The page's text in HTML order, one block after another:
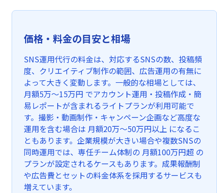
価格・料金の目安と相場
SNS運用代行の料金は、対応するSNSの数、投稿頻
度、クリエイティブ制作の範囲、広告運用の有無に
よって大きく変動します。一般的な相場としては、
月額5万〜15万円 でアカウント運用・投稿作成・簡
易レポートが含まれるライトプランが利用可能で
す。撮影・動画制作・キャンペーン企画など高度な
運用を含む場合は 月額20万〜50万円以上 になるこ
ともあります。企業規模が大きい場合や複数SNSの
同時運用では、専任チーム体制の 月額100万円超 の
プランが設定されるケースもあります。成果報酬制
や広告費とセットの料金体系を採用するサービスも
増えています。